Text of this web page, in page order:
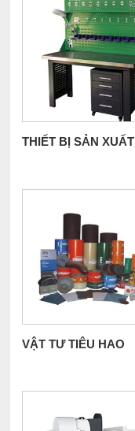
THIẾT BỊ SẢN XUẤT
VẬT TƯ TIÊU HAO